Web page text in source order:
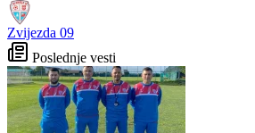
Zvijezda 09
Poslednje vesti